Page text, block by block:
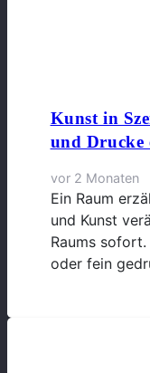
Kunst in
und Drucke
vor 2 Monaten
Ein Raum
und Kunst
Raums
oder fein